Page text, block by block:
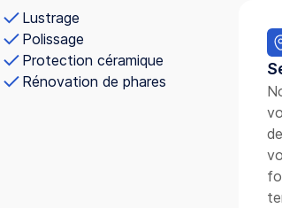
Lustrage
Polissage
Protection céramique
Rénovation de phares